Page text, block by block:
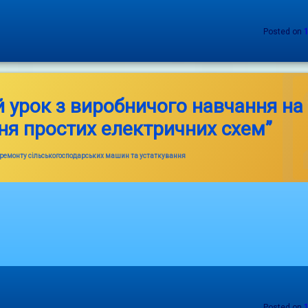
Posted on
урок з виробничого навчання
простих електричних схем”
сільськогосподарських машин та устаткування